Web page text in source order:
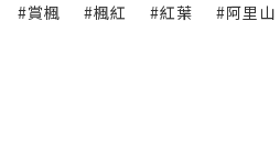
#賞楓 #楓紅 #紅葉 #阿里山